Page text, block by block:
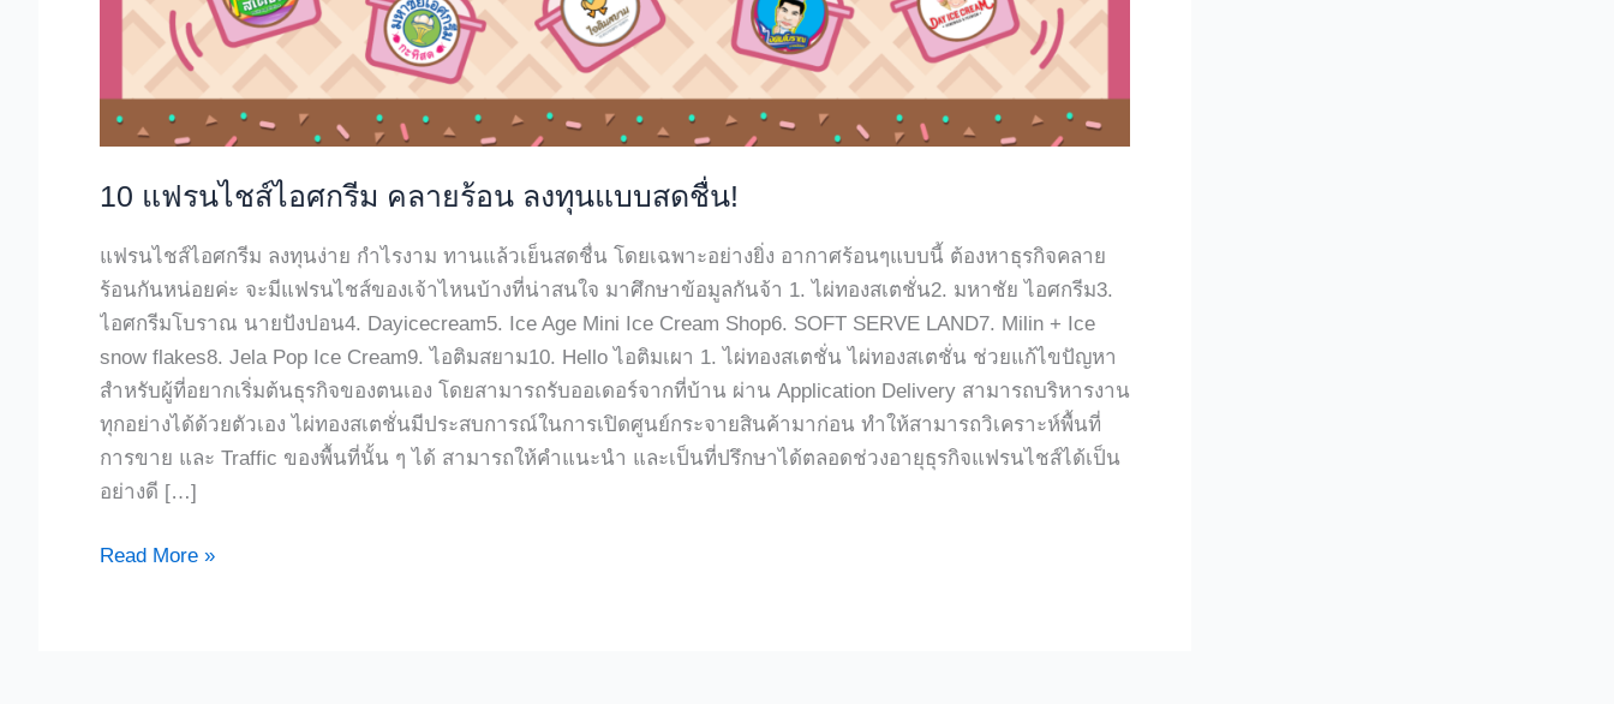
10 แฟรนไชส์ไอศกรีม คลายร้อน ลงทุนแบบสดชื่น!
แฟรนไชส์ไอศกรีม ลงทุนง่าย กำไรงาม ทานแล้วเย็นสดชื่น โดยเฉพาะอย่างยิ่ง อากาศร้อนๆแบบนี้ ต้องหาธุรกิจคลาย
ร้อนกันหน่อยค่ะ จะมีแฟรนไชส์ของเจ้าไหนบ้างที่น่าสนใจ มาศึกษาข้อมูลกันจ้า 1. ไผ่ทองสเตชั่น2. มหาชัย ไอศกรีม3.
ไอศกรีมโบราณ นายปังปอน4. Dayicecream5. Ice Age Mini Ice Cream Shop6. SOFT SERVE LAND7. Milin + Ice
snow flakes8. Jela Pop Ice Cream9. ไอติมสยาม10. Hello ไอติมเผา 1. ไผ่ทองสเตชั่น ไผ่ทองสเตชั่น ช่วยแก้ไขปัญหา
สำหรับผู้ที่อยากเริ่มต้นธุรกิจของตนเอง โดยสามารถรับออเดอร์จากที่บ้าน ผ่าน Application Delivery สามารถบริหารงาน
ทุกอย่างได้ด้วยตัวเอง ไผ่ทองสเตชั่นมีประสบการณ์ในการเปิดศูนย์กระจายสินค้ามาก่อน ทำให้สามารถวิเคราะห์พื้นที่
การขาย และ Traffic ของพื้นที่นั้น ๆ ได้ สามารถให้คำแนะนำ และเป็นที่ปรึกษาได้ตลอดช่วงอายุธุรกิจแฟรนไชส์ได้เป็น
อย่างดี […]
Read More »